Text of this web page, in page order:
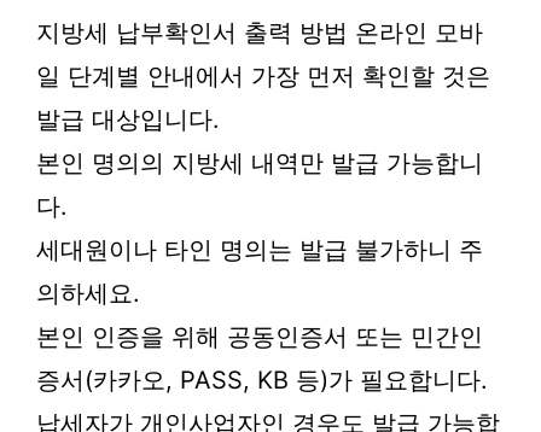
지방세 납부확인서 출력 방법 온라인 모바
일 단계별 안내에서 가장 먼저 확인할 것은
발급 대상입니다.
본인 명의의 지방세 내역만 발급 가능합니
다.
세대원이나 타인 명의는 발급 불가하니 주
의하세요.
본인 인증을 위해 공동인증서 또는 민간인
증서(카카오, PASS, KB 등)가 필요합니다.
납세자가 개인사업자인 경우도 발급 가능합